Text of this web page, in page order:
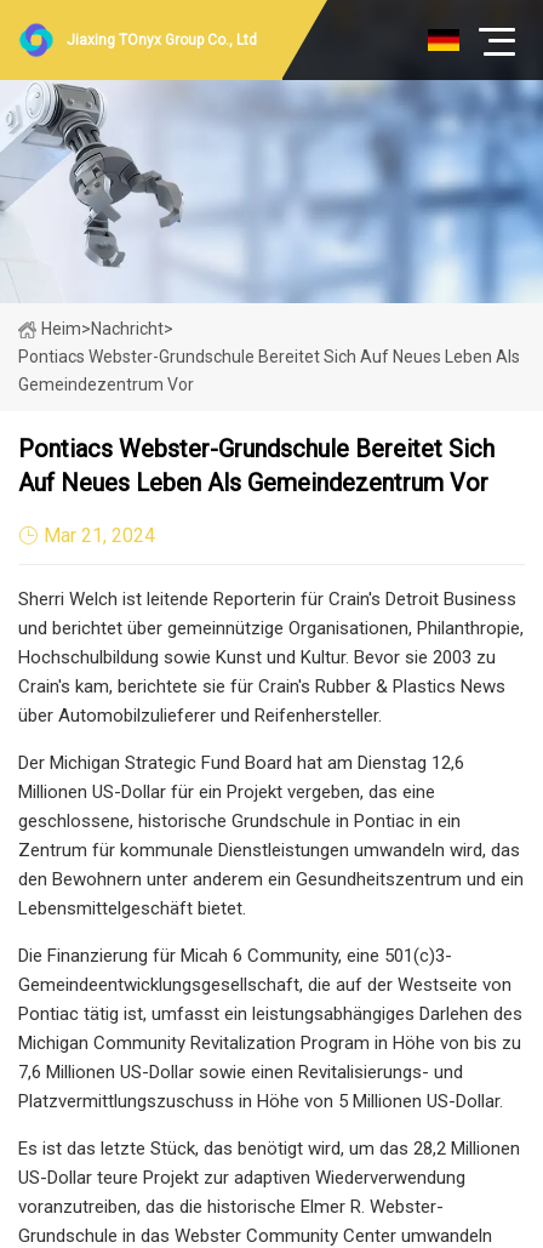
Jiaxing TOnyx Group Co., Ltd
Heim>Nachricht>
Pontiacs Webster-Grundschule Bereitet Sich Auf Neues Leben Als
Gemeindezentrum Vor
Pontiacs Webster-Grundschule Bereitet Sich
Auf Neues Leben Als Gemeindezentrum Vor
Mar 21, 2024
Sherri Welch ist leitende Reporterin für Crain's Detroit Business
und berichtet über gemeinnützige Organisationen, Philanthropie,
Hochschulbildung sowie Kunst und Kultur. Bevor sie 2003 zu
Crain's kam, berichtete sie für Crain's Rubber & Plastics News
über Automobilzulieferer und Reifenhersteller.
Der Michigan Strategic Fund Board hat am Dienstag 12,6
Millionen US-Dollar für ein Projekt vergeben, das eine
geschlossene, historische Grundschule in Pontiac in ein
Zentrum für kommunale Dienstleistungen umwandeln wird, das
den Bewohnern unter anderem ein Gesundheitszentrum und ein
Lebensmittelgeschäft bietet.
Die Finanzierung für Micah 6 Community, eine 501(c)3-
Gemeindeentwicklungsgesellschaft, die auf der Westseite von
Pontiac tätig ist, umfasst ein leistungsabhängiges Darlehen des
Michigan Community Revitalization Program in Höhe von bis zu
7,6 Millionen US-Dollar sowie einen Revitalisierungs- und
Platzvermittlungszuschuss in Höhe von 5 Millionen US-Dollar.
Es ist das letzte Stück, das benötigt wird, um das 28,2 Millionen
US-Dollar teure Projekt zur adaptiven Wiederverwendung
voranzutreiben, das die historische Elmer R. Webster-
Grundschule in das Webster Community Center umwandeln